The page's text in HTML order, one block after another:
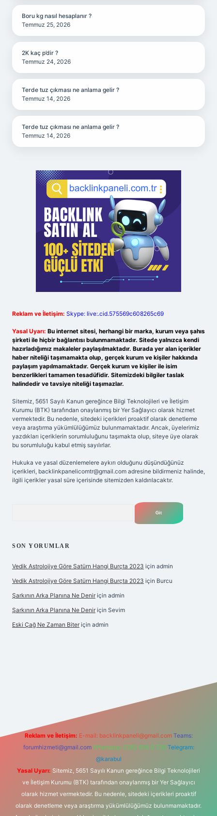
Boru kg nasıl hesaplanır ?
Temmuz 25, 2026
2K kaç p’dir ?
Temmuz 24, 2026
Terde tuz çıkması ne anlama gelir ?
Temmuz 14, 2026
Terde tuz çıkması ne anlama gelir ?
Temmuz 14, 2026
Reklam ve İletişim: Skype: live:.cid.575569c608265c69
Yasal Uyarı: Bu internet sitesi, herhangi bir marka, kurum veya şahıs
şirketi ile hiçbir bağlantısı bulunmamaktadır. Sitede yalnızca kendi
hazırladığımız makaleler paylaşılmaktadır. Burada yer alan içerikler
haber niteliği taşımamakta olup, gerçek kurum ve kişiler hakkında
paylaşım yapılmamaktadır. Gerçek kurum ve kişiler ile isim
benzerlikleri tamamen tesadüfidir. Sitemizdeki bilgiler taslak
halindedir ve tavsiye niteliği taşımazlar.
Sitemiz, 5651 Sayılı Kanun gereğince Bilgi Teknolojileri ve İletişim
Kurumu (BTK) tarafından onaylanmış bir Yer Sağlayıcı olarak hizmet
vermektedir. Bu nedenle, sitedeki içerikleri proaktif olarak denetleme
veya araştırma yükümlülüğümüz bulunmamaktadır. Ancak, üyelerimiz
yazdıkları içeriklerin sorumluluğunu taşımakta olup, siteye üye olarak
bu sorumluluğu kabul etmiş sayılırlar.
Hukuka ve yasal düzenlemelere aykırı olduğunu düşündüğünüz
içerikleri, backlinkpanelicomtr@gmail.com adresine bildirmeniz halinde,
ilgili içerikler yasal süre içerisinde sitemizden kaldırılacaktır.
SON YORUMLAR
Vedik Astrolojiye Göre Satürn Hangi Burçta 2023 için admin
Vedik Astrolojiye Göre Satürn Hangi Burçta 2023 için Burcu
Şarkının Arka Planına Ne Denir için admin
Şarkının Arka Planına Ne Denir için Sevim
Eski Çağ Ne Zaman Biter için admin
Reklam ve İletişim: E-mail: backlinkpaneli@gmail.com Teams:
forumhizmeti@gmail.com Whatsapp: 0262 606 0 726 Telegram:
@karabul
Yasal Uyarı: Sitemiz, 5651 Sayılı Kanun gereğince Bilgi Teknolojileri
ve İletişim Kurumu (BTK) tarafından onaylanmış bir Yer Sağlayıcı
olarak hizmet vermektedir. Bu nedenle, sitedeki içerikleri proaktif
olarak denetleme veya araştırma yükümlülüğümüz bulunmamaktadır.